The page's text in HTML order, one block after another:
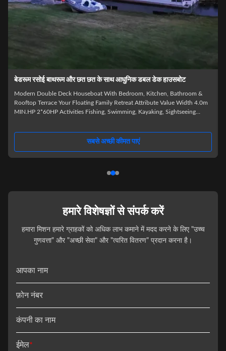
11.5 मीटर लम्बी एल्यूमीनियम निर्माण दो डेक हाउसबोट
HB1250 11.5m Modern Luxury Double Deck Houseboat The HB1250 is a
next-generation 11.5 meter luxury double deck houseboat engineered for
premium waterfront living and commercial operations. Featuring a modern
grade aluminum pontoons and a reinforced aluminum deck structure, the
सबसे अच्छी कीमत पाएं
हमारे विशेषज्ञों से संपर्क करें
हमारा मिशन हमारे ग्राहकों को अधिक लाभ कमाने में मदद करने के लिए "उच्च
गुणवत्ता" और "अच्छी सेवा" और "त्वरित वितरण" प्रदान करना है।
आपका नाम
फ़ोन नंबर
कंपनी का नाम
ईमेल*